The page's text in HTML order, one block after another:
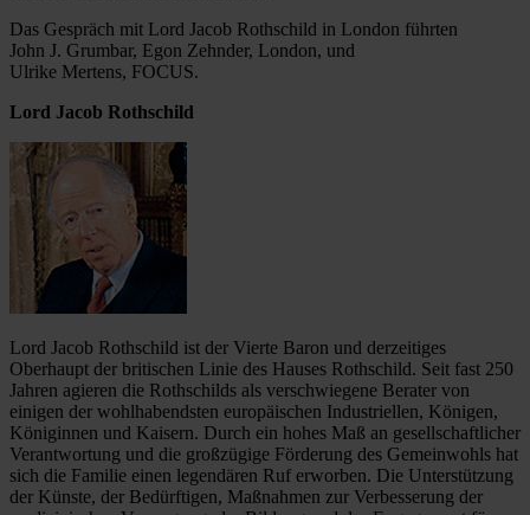
Das Gespräch mit Lord Jacob Rothschild in London führten
John J. Grumbar, Egon Zehnder, London, und
Ulrike Mertens, FOCUS.
Lord Jacob Rothschild
Lord Jacob Rothschild ist der Vierte Baron und derzeitiges
Oberhaupt der britischen Linie des Hauses Rothschild. Seit fast 250
Jahren agieren die Rothschilds als verschwiegene Berater von
einigen der wohlhabendsten europäischen Industriellen, Königen,
Königinnen und Kaisern. Durch ein hohes Maß an gesellschaftlicher
Verantwortung und die großzügige Förderung des Gemeinwohls hat
sich die Familie einen legendären Ruf erworben. Die Unterstützung
der Künste, der Bedürftigen, Maßnahmen zur Verbesserung der